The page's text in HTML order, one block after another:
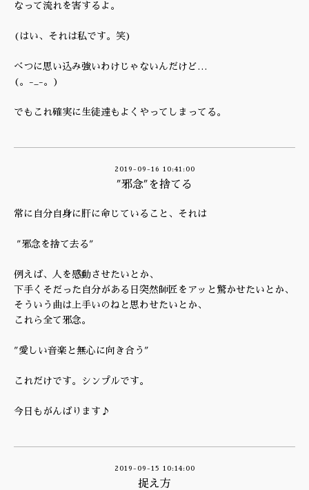
なって流れを害するよ。
(はい、それは私です。笑)
べつに思い込み強いわけじゃないんだけど…
(。-_-。)
でもこれ確実に生徒達もよくやってしまってる。
2019-09-16 10:41:00
″邪念″を捨てる
常に自分自身に肝に命じていること、それは
″邪念を捨て去る″
例えば、人を感動させたいとか、
下手くそだった自分がある日突然師匠をアッと驚かせたいとか、
そういう曲は上手いのねと思わせたいとか、
これら全て邪念。
″愛しい音楽と無心に向き合う″
これだけです。シンプルです。
今日もがんばります♪
2019-09-15 10:14:00
捉え方